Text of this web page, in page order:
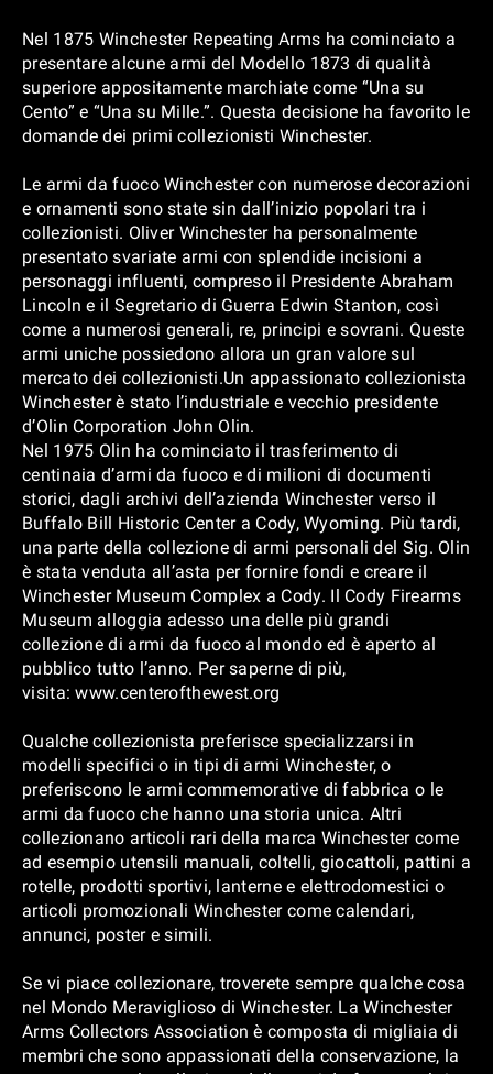
Nel 1875 Winchester Repeating Arms ha cominciato a
presentare alcune armi del Modello 1873 di qualità
superiore appositamente marchiate come “Una su
Cento” e “Una su Mille.”. Questa decisione ha favorito le
domande dei primi collezionisti Winchester.
Le armi da fuoco Winchester con numerose decorazioni
e ornamenti sono state sin dall’inizio popolari tra i
collezionisti. Oliver Winchester ha personalmente
presentato svariate armi con splendide incisioni a
personaggi influenti, compreso il Presidente Abraham
Lincoln e il Segretario di Guerra Edwin Stanton, così
come a numerosi generali, re, principi e sovrani. Queste
armi uniche possiedono allora un gran valore sul
mercato dei collezionisti.Un appassionato collezionista
Winchester è stato l’industriale e vecchio presidente
d’Olin Corporation John Olin.
Nel 1975 Olin ha cominciato il trasferimento di
centinaia d’armi da fuoco e di milioni di documenti
storici, dagli archivi dell’azienda Winchester verso il
Buffalo Bill Historic Center a Cody, Wyoming. Più tardi,
una parte della collezione di armi personali del Sig. Olin
è stata venduta all’asta per fornire fondi e creare il
Winchester Museum Complex a Cody. Il Cody Firearms
Museum alloggia adesso una delle più grandi
collezione di armi da fuoco al mondo ed è aperto al
pubblico tutto l’anno. Per saperne di più,
visita: www.centerofthewest.org
Qualche collezionista preferisce specializzarsi in
modelli specifici o in tipi di armi Winchester, o
preferiscono le armi commemorative di fabbrica o le
armi da fuoco che hanno una storia unica. Altri
collezionano articoli rari della marca Winchester come
ad esempio utensili manuali, coltelli, giocattoli, pattini a
rotelle, prodotti sportivi, lanterne e elettrodomestici o
articoli promozionali Winchester come calendari,
annunci, poster e simili.
Se vi piace collezionare, troverete sempre qualche cosa
nel Mondo Meraviglioso di Winchester. La Winchester
Arms Collectors Association è composta di migliaia di
membri che sono appassionati della conservazione, la